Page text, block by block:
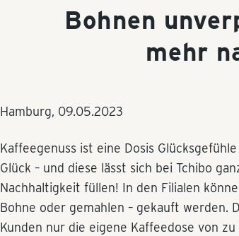
Bohnen
mehr
Hamburg, 09.05.2023
Kaffeegenuss ist eine Dosis
Glück – und diese lässt sich bei Tchibo
Nachhaltigkeit füllen! In den Filialen
Bohne oder gemahlen – gekauft werden.
Kunden nur die eigene Kaffeedose von